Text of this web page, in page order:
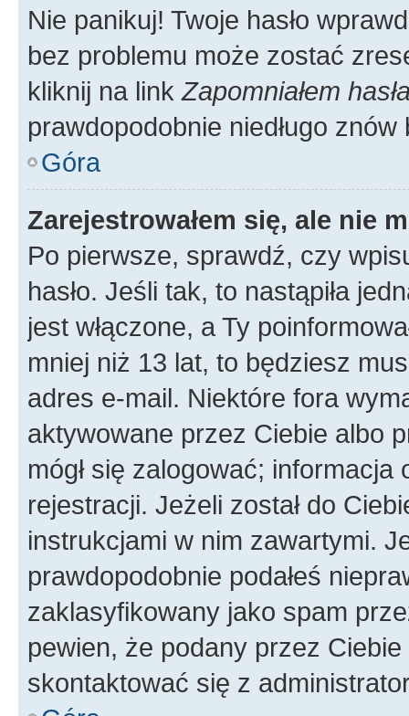
Nie panikuj! Twoje hasło
bez problemu może zostać
kliknij na linkZapomniałem
prawdopodobnie niedługo
Góra
Zarejestrowałem się, ale nie
Po pierwsze, sprawdź, czy
hasło. Jeśli tak, to nastąpiła
jest włączone, a Ty
mniej niż 13 lat, to będziesz
adres e-mail. Niektóre fora
aktywowane przez Ciebie albo
mógł się zalogować;
rejestracji. Jeżeli został do
instrukcjami w nim zawartymi.
prawdopodobnie podałeś
zaklasyfikowany jako spam
pewien, że podany przez
skontaktować się z